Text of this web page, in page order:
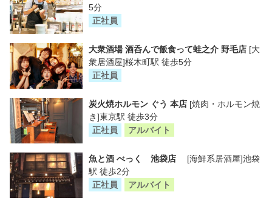
5分
正社員
大衆酒場 酒呑んで飯食って蛙之介 野毛店 [大
衆居酒屋]桜木町駅 徒歩5分
正社員
炭火焼ホルモン ぐう 本店 [焼肉・ホルモン焼
き]東京駅 徒歩3分
正社員
アルバイト
魚と酒 べっく 池袋店
[海鮮系居酒屋]池袋
駅 徒歩2分
正社員
アルバイト